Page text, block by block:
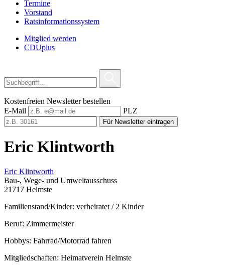
Termine
Vorstand
Ratsinformationssystem
Mitglied werden
CDUplus
Kostenfreien Newsletter bestellen
E-Mail
PLZ
Für Newsletter eintragen
Eric Klintworth
Eric Klintworth
Bau-, Wege- und Umweltausschuss
21717 Helmste
Familienstand/Kinder: verheiratet / 2 Kinder
Beruf: Zimmermeister
Hobbys: Fahrrad/Motorrad fahren
Mitgliedschaften: Heimatverein Helmste